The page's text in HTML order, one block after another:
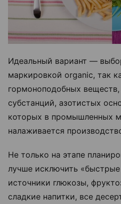
Идеальный вариант —
маркировкой organic, так
гормоноподобных
субстанций, азотистых
которых в промышленных
налаживается
Не только на этапе
лучше исключить «быстрые
источники глюкозы,
сладкие напитки, все